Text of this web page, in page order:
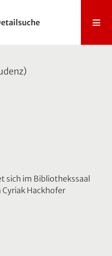
sich im Bibliothekssaal
Hackhofer